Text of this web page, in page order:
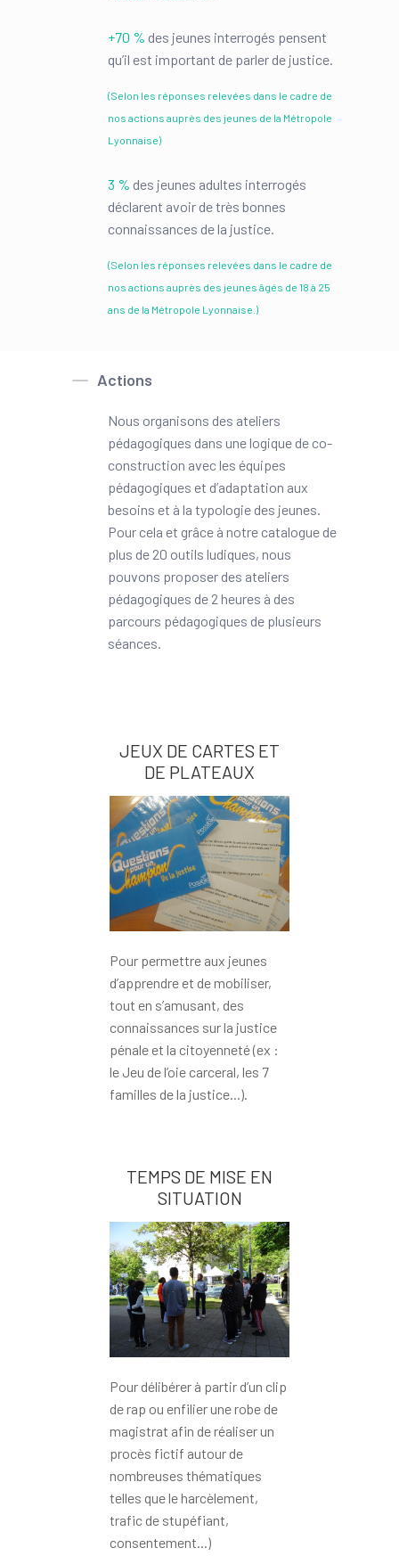
+70 % des jeunes interrogés pensent
qu’il est important de parler de justice.
(Selon les réponses relevées dans le cadre de
nos actions auprès des jeunes de la Métropole
Lyonnaise)
3 % des jeunes adultes interrogés
déclarent avoir de très bonnes
connaissances de la justice.
(Selon les réponses relevées dans le cadre de
nos actions auprès des jeunes âgés de 18 à 25
ans de la Métropole Lyonnaise.)
Actions
Nous organisons des ateliers
pédagogiques dans une logique de co-
construction avec les équipes
pédagogiques et d’adaptation aux
besoins et à la typologie des jeunes.
Pour cela et grâce à notre catalogue de
plus de 20 outils ludiques, nous
pouvons proposer des ateliers
pédagogiques de 2 heures à des
parcours pédagogiques de plusieurs
séances.
JEUX DE CARTES ET
DE PLATEAUX
Pour permettre aux jeunes
d’apprendre et de mobiliser,
tout en s’amusant, des
connaissances sur la justice
pénale et la citoyenneté (ex :
le Jeu de l’oie carceral, les 7
familles de la justice...).
TEMPS DE MISE EN
SITUATION
Pour délibérer à partir d’un clip
de rap ou enfilier une robe de
magistrat afin de réaliser un
procès fictif autour de
nombreuses thématiques
telles que le harcèlement,
trafic de stupéfiant,
consentement...)